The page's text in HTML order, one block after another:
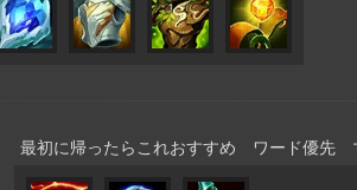
最初に帰ったらこれおすすめ ワード優先